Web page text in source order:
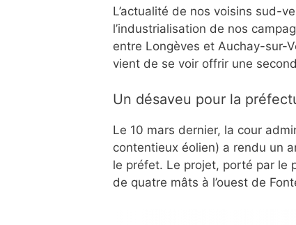
L’actualité de nos voisins sud-
l’industrialisation de nos
entre Longèves et Auchay-sur-
vient de se voir offrir une
Un désaveu pour la
Le 10 mars dernier, la cour
contentieux éolien) a rendu un
le préfet. Le projet, porté par le
de quatre mâts à l’ouest de